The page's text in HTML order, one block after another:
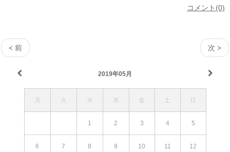
コメント(0)
< 前 次 >
2019年05月
月 火 水 木 金 土 日
1 2 3 4 5
6 7 8 9 10 11 12